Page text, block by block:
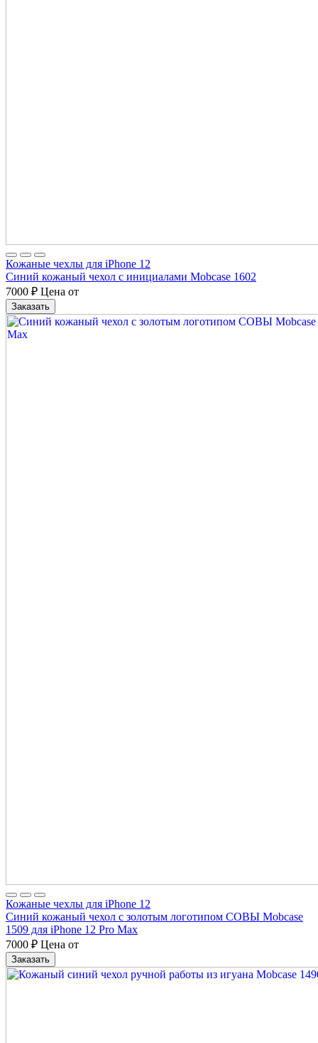
Кожаные чехлы для iPhone 12
Синий кожаный чехол с инициалами Mobcase 1602
7000 ₽ Цена от
Заказать
Кожаные чехлы для iPhone 12
Синий кожаный чехол с золотым логотипом СОВЫ Mobcase
1509 для iPhone 12 Pro Max
7000 ₽ Цена от
Заказать